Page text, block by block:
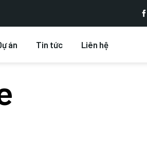
án Tin tức Liên hệ